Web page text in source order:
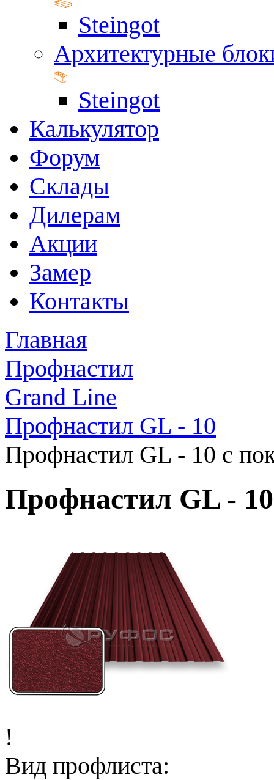
Steingot
Архитектурные
Steingot
Калькулятор
Форум
Склады
Дилерам
Акции
Замер
Контакты
Главная
Профнастил
Grand Line
Профнастил GL - 10
Профнастил GL - 10 с
Профнастил GL -
!
Вид профлиста: